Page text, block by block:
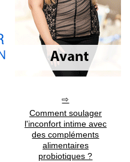
Comment soulager
l'inconfort intime avec
des compléments
alimentaires
probiotiques ?